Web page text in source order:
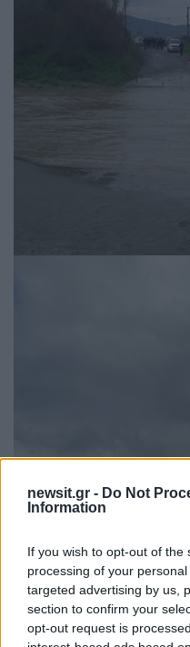
newsit.gr - Do Not
Information
If you wish to opt-out of
processing of your
targeted advertising by us,
section to confirm your
opt-out request is